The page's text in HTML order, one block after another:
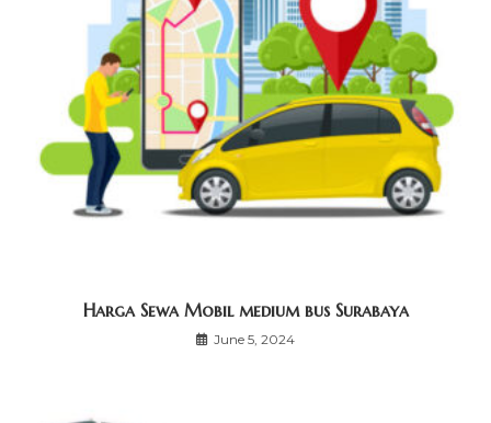
Harga Sewa Mobil medium bus Surabaya
June 5, 2024